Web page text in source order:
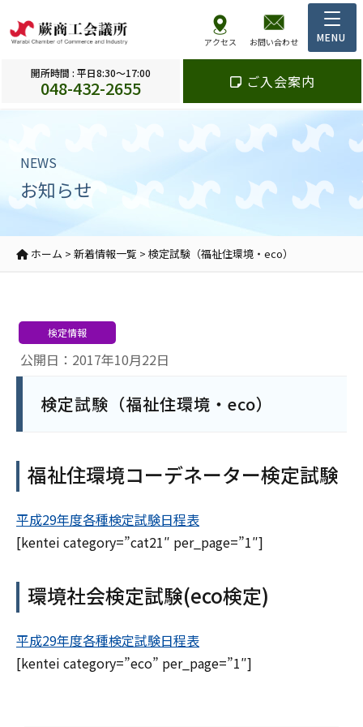
アクセス お問い合わせ
開所時間 : 平日8:30～17:00
048-432-2655 ご入会案内
NEWS
お知らせ
ホーム > 新着情報一覧 > 検定試験（福祉住環境・eco）
公開日：2017年10月22日
検定情報
検定試験（福祉住環境・eco）
福祉住環境コーデネーター検定試験
平成29年度各種検定試験日程表
[kentei category=”cat21″ per_page=”1″]
環境社会検定試験(eco検定)
平成29年度各種検定試験日程表
[kentei category=”eco” per_page=”1″]